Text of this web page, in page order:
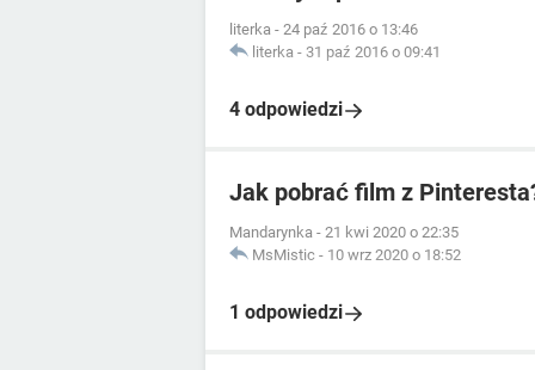
literka - 24 paź 2016 o 13:46
literka - 31 paź 2016 o 09:41
4 odpowiedzi
Jak pobrać film z
Mandarynka - 21 kwi 2020 o 22:35
MsMistic - 10 wrz 2020 o 18:52
1 odpowiedzi